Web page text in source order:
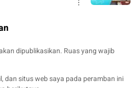
dipublikasikan. Ruas yang wajib
dan situs web saya pada peramban ini